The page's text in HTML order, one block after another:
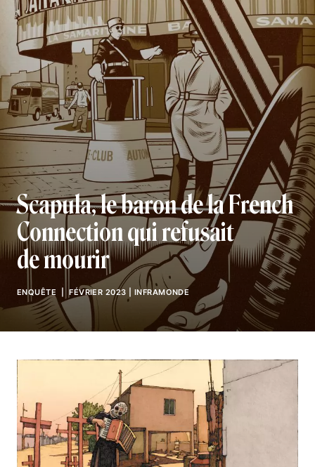
Scapula, le baron de la French
Connection qui refusait
de mourir
ENQUÊTE | FÉVRIER 2023 INFRAMONDE